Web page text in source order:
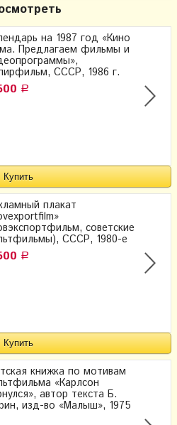
на 1987 год «Кино
Предлагаем фильмы и
СССР, 1986 г.
Р
плакат
советские
СССР, 1980-е
Р
книжка по мотивам
«Карлсон
автор текста Б.
изд-во «Малыш», 1975